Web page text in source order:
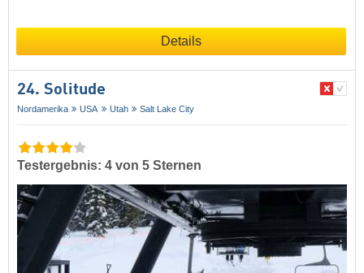
Details
24. Solitude
Nordamerika USA Utah Salt Lake City
Testergebnis: 4 von 5 Sternen